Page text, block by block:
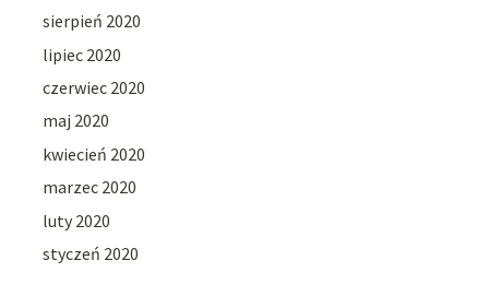
sierpień 2020
lipiec 2020
czerwiec 2020
maj 2020
kwiecień 2020
marzec 2020
luty 2020
styczeń 2020